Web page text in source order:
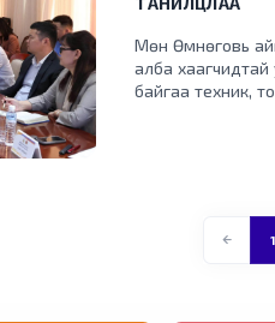
Мөн Өмнөговь
алба
байгаа техник,
1